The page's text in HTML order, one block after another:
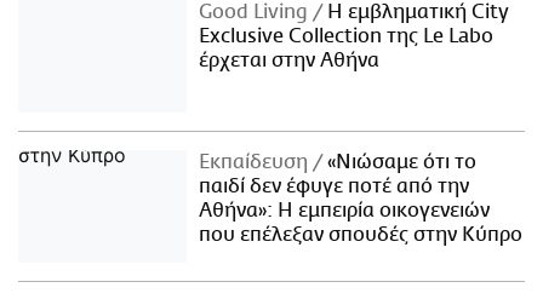
Good Living
Η εμβληματική City
Exclusive Collection της Le Labo
έρχεται στην Αθήνα
Εκπαίδευση
«Νιώσαμε ότι το
παιδί δεν έφυγε ποτέ από την
Αθήνα»: Η εμπειρία οικογενειών
που επέλεξαν σπουδές στην Κύπρο